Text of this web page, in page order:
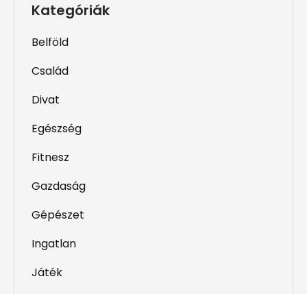
Kategóriák
Belföld
Család
Divat
Egészség
Fitnesz
Gazdaság
Gépészet
Ingatlan
Játék